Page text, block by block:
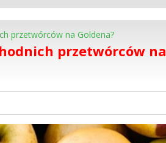
przetwórców na Goldena?
przetwórców na